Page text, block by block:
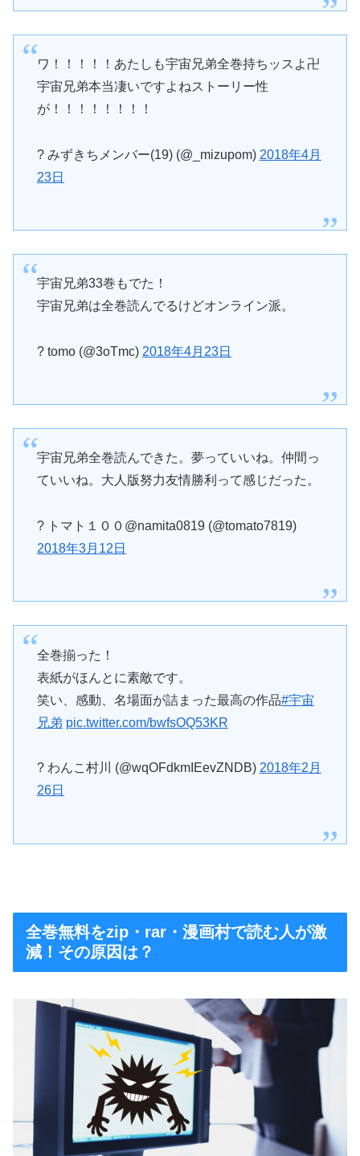
ワ！！！！！あたしも宇宙兄弟全巻持ちッスよ卍
宇宙兄弟本当凄いですよねストーリー性
が！！！！！！！！
? みずきちメンバー(19) (@_mizupom) 2018年4月
23日
宇宙兄弟33巻もでた！
宇宙兄弟は全巻読んでるけどオンライン派。
? tomo (@3oTmc) 2018年4月23日
宇宙兄弟全巻読んできた。夢っていいね。仲間っ
ていいね。大人版努力友情勝利って感じだった。
? トマト１００@namita0819 (@tomato7819)
2018年3月12日
全巻揃った！
表紙がほんとに素敵です。
笑い、感動、名場面が詰まった最高の作品#宇宙
兄弟 pic.twitter.com/bwfsOQ53KR
? わんこ村川 (@wqOFdkmIEevZNDB) 2018年2月
26日
全巻無料をzip・rar・漫画村で読む人が激
減！その原因は？